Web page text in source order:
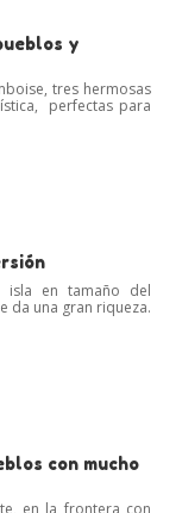
y
tres hermosas
perfectas para
isla en tamaño del
da una gran riqueza.
con mucho
en la frontera con